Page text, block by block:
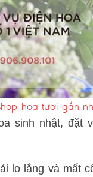
hoa tươi gần
sinh nhật, đặt
lo lắng và mất